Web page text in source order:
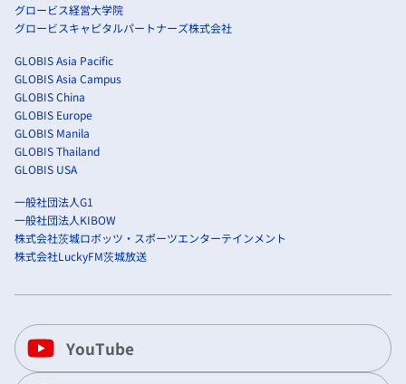
グロービス経営大学院
グロービスキャピタルパートナーズ株式会社
GLOBIS Asia Pacific
GLOBIS Asia Campus
GLOBIS China
GLOBIS Europe
GLOBIS Manila
GLOBIS Thailand
GLOBIS USA
一般社団法人G1
一般社団法人KIBOW
株式会社茨城ロボッツ・スポーツエンターテインメント
株式会社LuckyFM茨城放送
YouTube